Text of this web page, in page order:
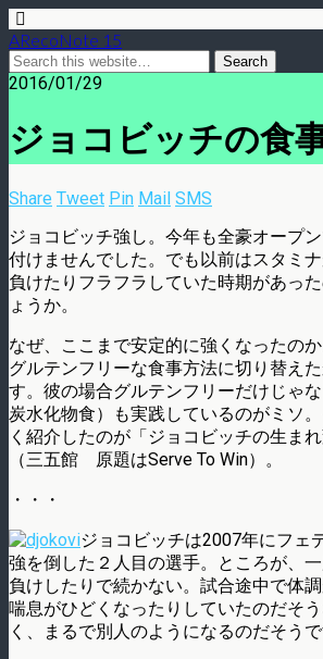
ARecoNote 15
2016/01/29
ジョコビッチの食
Share Tweet Pin Mail SMS
ジョコビッチ強し。今年も全豪オープ
付けませんでした。でも以前はスタミ
負けたりフラフラしていた時期があっ
ょうか。
なぜ、ここまで安定的に強くなったの
グルテンフリーな食事方法に切り替え
す。彼の場合グルテンフリーだけじゃ
炭水化物食）も実践しているのがミソ
く紹介したのが「ジョコビッチの生ま
（三五館 原題はServe To Win）。
・・・
ジョコビッチは2007年にフェ
強を倒した２人目の選手。ところが、
負けしたりで続かない。試合途中で体
喘息がひどくなったりしていたのだそ
く、まるで別人のようになるのだそうで